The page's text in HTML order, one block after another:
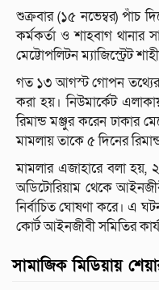
শুক্রবার (১৫ নভেম্বর) পাঁচ
কর্মকর্তা ও শাহবাগ থানার
মেট্টোপলিটন ম্যাজিস্ট্রেট
গত ১৩ আগস্ট গোপন তথ্যের
করা হয়। নিউমার্কেট
রিমান্ড মঞ্জুর করেন ঢাকার
মামলায় তাকে ৫ দিনের
মামলার এজাহারে বলা হয়,
অডিটোরিয়াম থেকে
নির্বাচিত ঘোষণা করে। এ
কোর্ট আইনজীবী সমিতির
সামাজিক মিডিয়ায়